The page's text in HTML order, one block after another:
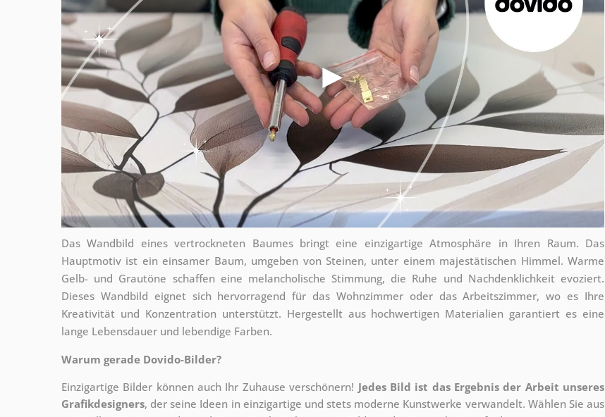
Das Wandbild eines vertrockneten Baumes bringt eine einzigartige Atmosphäre in Ihren Raum. Das
Hauptmotiv ist ein einsamer Baum, umgeben von Steinen, unter einem majestätischen Himmel. Warme
Gelb- und Grautöne schaffen eine melancholische Stimmung, die Ruhe und Nachdenklichkeit evoziert.
Dieses Wandbild eignet sich hervorragend für das Wohnzimmer oder das Arbeitszimmer, wo es Ihre
Kreativität und Konzentration unterstützt. Hergestellt aus hochwertigen Materialien garantiert es eine
lange Lebensdauer und lebendige Farben.
Warum gerade Dovido-Bilder?
Einzigartige Bilder können auch Ihr Zuhause verschönern! Jedes Bild ist das Ergebnis der Arbeit unseres
Grafikdesigners, der seine Ideen in einzigartige und stets moderne Kunstwerke verwandelt. Wählen Sie aus